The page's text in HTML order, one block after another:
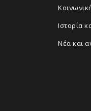
Ιστορία
Νέα και